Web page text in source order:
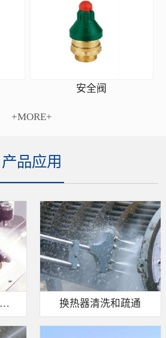
安全阀
+MORE+
产品应用
零部件高压去毛刺清洗 换热器清洗和疏通